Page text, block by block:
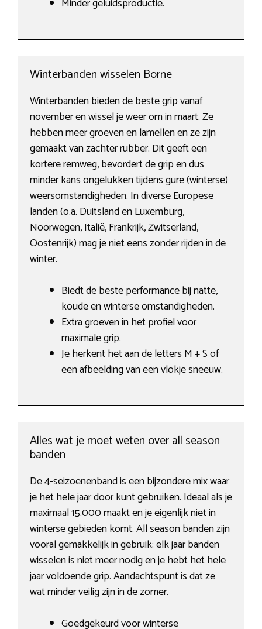
Minder geluidsproductie.
Winterbanden wisselen Borne
Winterbanden bieden de beste grip vanaf
november en wissel je weer om in maart. Ze
hebben meer groeven en lamellen en ze zijn
gemaakt van zachter rubber. Dit geeft een
kortere remweg, bevordert de grip en dus
minder kans ongelukken tijdens gure (winterse)
weersomstandigheden. In diverse Europese
landen (o.a. Duitsland en Luxemburg,
Noorwegen, Italië, Frankrijk, Zwitserland,
Oostenrijk) mag je niet eens zonder rijden in de
winter.
Biedt de beste performance bij natte,
koude en winterse omstandigheden.
Extra groeven in het profiel voor
maximale grip.
Je herkent het aan de letters M + S of
een afbeelding van een vlokje sneeuw.
Alles wat je moet weten over all season
banden
De 4-seizoenenband is een bijzondere mix waar
je het hele jaar door kunt gebruiken. Ideaal als je
maximaal 15.000 maakt en je eigenlijk niet in
winterse gebieden komt. All season banden zijn
vooral gemakkelijk in gebruik: elk jaar banden
wisselen is niet meer nodig en je hebt het hele
jaar voldoende grip. Aandachtspunt is dat ze
wat minder veilig zijn in de zomer.
Goedgekeurd voor winterse